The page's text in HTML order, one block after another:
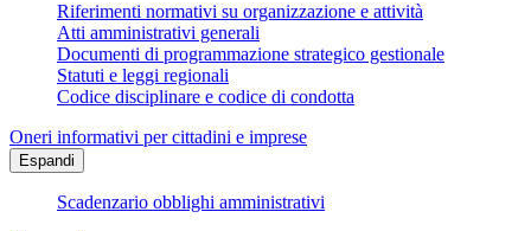
Riferimenti normativi su organizzazione e attività
Atti amministrativi generali
Documenti di programmazione strategico gestionale
Statuti e leggi regionali
Codice disciplinare e codice di condotta
Oneri informativi per cittadini e imprese
Espandi
Scadenzario obblighi amministrativi